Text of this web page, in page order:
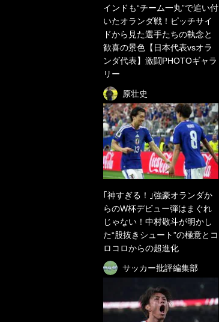
インドも“チーム一丸”で追い付
いたオランダ戦！ピッチサイ
ドから見た選手たちの執念と
歓喜の景色【日本代表vsオラ
ンダ代表】激闘PHOTOギャラ
リー
原壮史
｢神すぎる！｣強豪オランダか
らのW杯デビュー弾はまぐれ
じゃない！中村敬斗が明かし
た“股抜きシュート”の極意とコ
ロコロからの超進化
サッカー批評編集部